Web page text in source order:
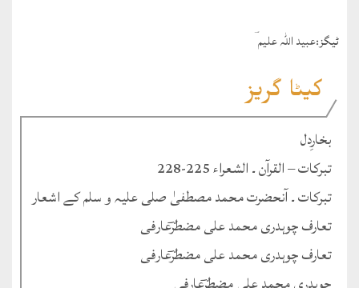
ٹيگز:عبید اللہ علیم ؔ
کیٹا گریز
بخارِدل
تبرکات – القرآن ۔ الشعراء 225-228
تبرکات ۔ آنحضرت محمد مصطفیٰ صلی علیہ و سلم کے اشعار
تعارف چوہدری محمد علی مضطرؔعارفی
تعارف چوہدری محمد علی مضطرؔعارفی